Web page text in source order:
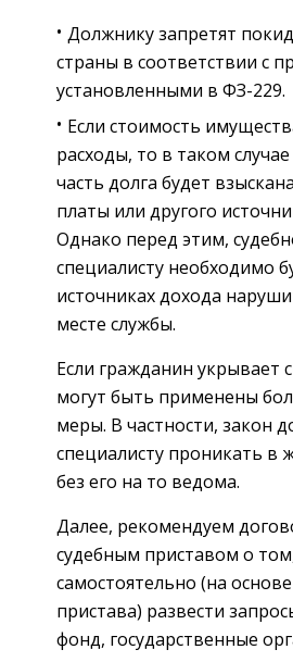
Должнику запретят
страны в соответствии с
установленными в ФЗ-229.
Если стоимость
расходы, то в таком
часть долга будет
платы или другого
Однако перед этим,
специалисту необходимо
источниках дохода
месте службы.
Если гражданин укрывает
могут быть применены
меры. В частности, закон
специалисту проникать в
без его на то ведома.
Далее, рекомендуем
судебным приставом о
самостоятельно (на
пристава) развести
фонд, государственные